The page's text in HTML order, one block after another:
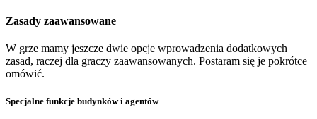
Zasady zaawansowane
W grze mamy jeszcze dwie opcje wprowadzenia dodatkowych
zasad, raczej dla graczy zaawansowanych. Postaram się je pokrótce
omówić.
Specjalne funkcje budynków i agentów